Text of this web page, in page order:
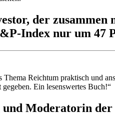
der zusammen
Index nur um 47
Reichtum praktisch und
Ein lesenswertes Buch!“
Moderatorin der